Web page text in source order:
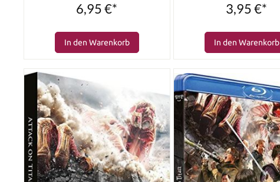
6,95 €*
In den Warenkorb
3,95 €*
In den Warenkorb